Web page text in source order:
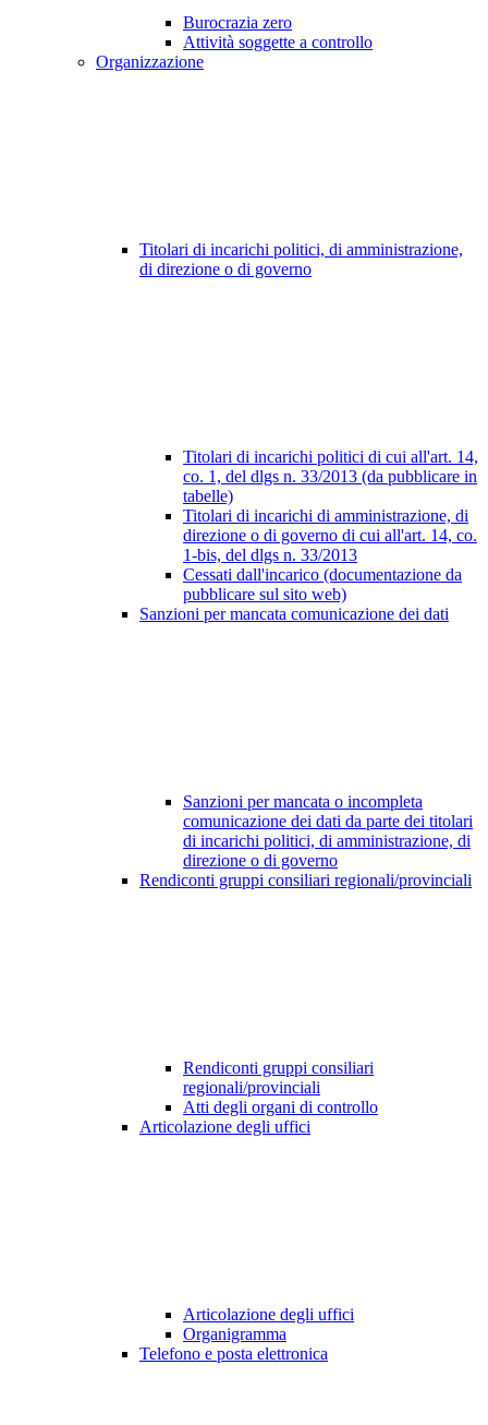
Burocrazia zero
Attività soggette a controllo
Organizzazione
Titolari di incarichi politici, di amministrazione,
di direzione o di governo
Titolari di incarichi politici di cui all'art. 14,
co. 1, del dlgs n. 33/2013 (da pubblicare in
tabelle)
Titolari di incarichi di amministrazione, di
direzione o di governo di cui all'art. 14, co.
1-bis, del dlgs n. 33/2013
Cessati dall'incarico (documentazione da
pubblicare sul sito web)
Sanzioni per mancata comunicazione dei dati
Sanzioni per mancata o incompleta
comunicazione dei dati da parte dei titolari
di incarichi politici, di amministrazione, di
direzione o di governo
Rendiconti gruppi consiliari regionali/provinciali
Rendiconti gruppi consiliari
regionali/provinciali
Atti degli organi di controllo
Articolazione degli uffici
Articolazione degli uffici
Organigramma
Telefono e posta elettronica